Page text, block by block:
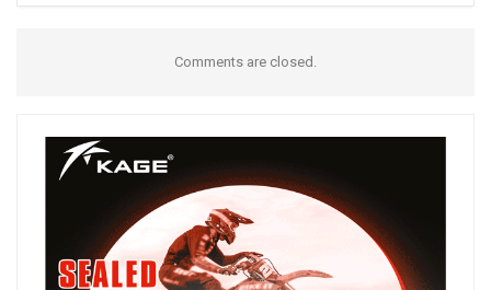
Comments are closed.